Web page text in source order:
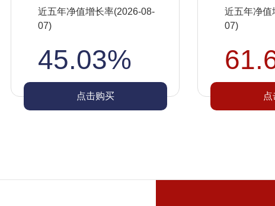
近五年净值增长率(2026-08-
07)
45.03%
点击购买
近五年净值
07)